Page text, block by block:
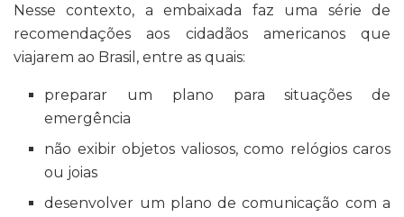
Nesse contexto, a embaixada faz uma série de
recomendações aos cidadãos americanos que
viajarem ao Brasil, entre as quais:
preparar um plano para situações de
emergência
não exibir objetos valiosos, como relógios caros
ou joias
desenvolver um plano de comunicação com a